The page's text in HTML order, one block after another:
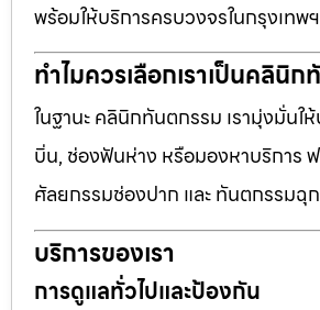
พร้อมให้บริการครบวงจรในกรุงเท
ทำไมควรเลือกเราเป็นคลิ
ในฐานะ คลินิกทันตกรรม เรามุ่งมั่นใ
บิ่น, ช่องฟันห่าง หรือมองหาบริการ
ศัลยกรรมช่องปาก และ ทันตกรรมฉุ
บริการของเรา
การดูแลทั่วไปและป้องกัน